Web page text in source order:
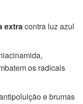
extracontra luz azul
os radicais
e brumas